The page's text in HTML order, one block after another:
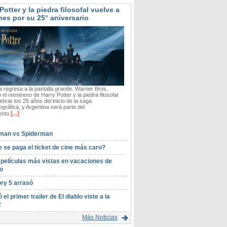
y la piedra filosofal vuelve a
por su 25° aniversario
regresa a la pantalla grande. Warner Bros.
el reestreno de Harry Potter y la piedra filosofal
los 25 años del inicio de la saga
y Argentina será parte del
[...]
vs Spiderman
se paga el ticket de cine más caro?
más vistas en vacaciones de
5 arrasó
el primer trailer de El diablo viste a la
Más Noticias